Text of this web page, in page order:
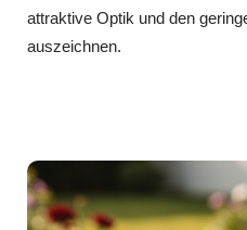
attraktive Optik und den
auszeichnen.